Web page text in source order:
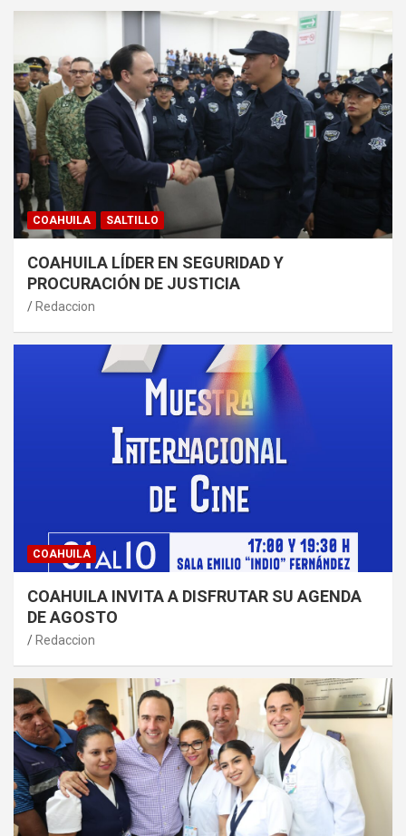
COAHUILA SALTILLO
COAHUILA LÍDER EN SEGURIDAD Y
PROCURACIÓN DE JUSTICIA
Redaccion
COAHUILA
COAHUILA INVITA A DISFRUTAR SU AGENDA
DE AGOSTO
Redaccion